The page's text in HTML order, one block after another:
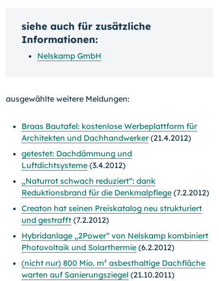
siehe auch für zusätzliche
Informationen:
Nelskamp GmbH
ausgewählte weitere Meldungen:
Braas Bautafel: kostenlose Werbeplattform für
Architekten und Dachhandwerker(21.4.2012)
getestet: Dachdämmung und
Luftdichtsysteme (3.4.2012)
„Naturrot schwach reduziert“: dank
Reduktionsbrand für die Denkmalpflege (7.2.2012)
Creaton hat seinen Preiskatalog neu strukturiert
und gestrafft (7.2.2012)
Hybridanlage „2Power“ von Nelskamp kombiniert
Photovoltaik und Solarthermie (6.2.2012)
(nicht nur) 800 Mio. m² asbesthaltige Dachfläche
warten auf Sanierungsziegel (21.10.2011)